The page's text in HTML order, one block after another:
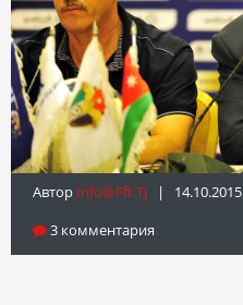
Автор Info@fft.tj | 14.10.2015
3 комментария